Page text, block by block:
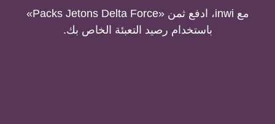
مع inwi، ادفع ثمن «Packs Jetons Delta Force»
باستخدام رصيد التعبئة الخاص بك.